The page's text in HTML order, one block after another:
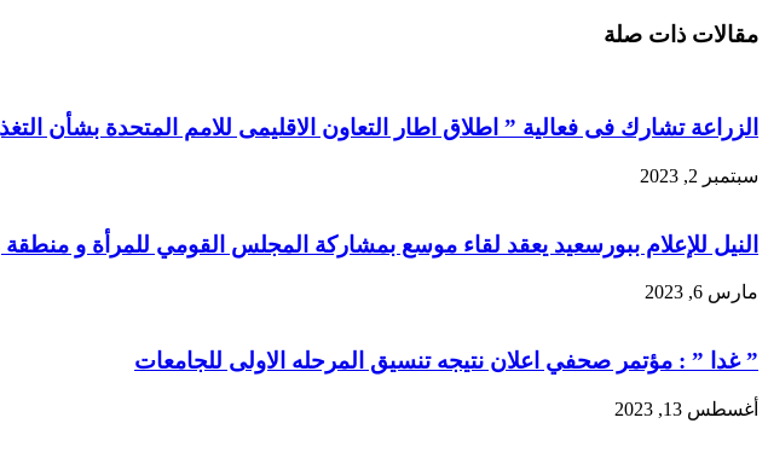
البريد
مقالات ذات صلة
الزراعة تشارك فى فعالية ” اطلاق اطار التعاون الاقليمى للامم المتحدة بشأن
سبتمبر 2, 2023
النيل للإعلام ببورسعيد يعقد لقاء موسع بمشاركة المجلس القومي للمرأة و
مارس 6, 2023
” غدا ” : مؤتمر صحفي اعلان نتيجه تنسيق المرحله الاولى للجامعات
أغسطس 13, 2023